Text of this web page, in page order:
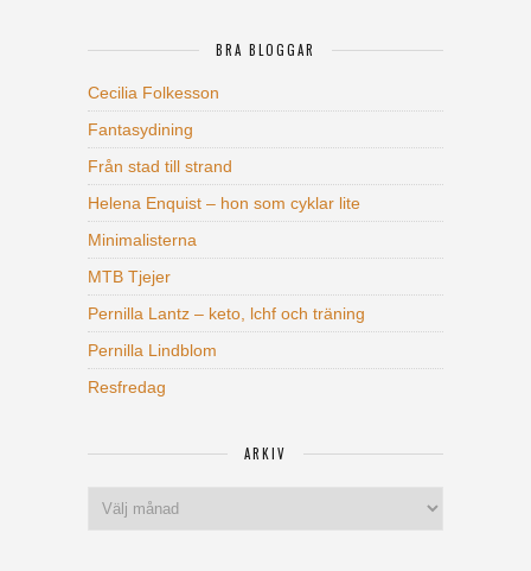
BRA BLOGGAR
Cecilia Folkesson
Fantasydining
Från stad till strand
Helena Enquist – hon som cyklar lite
Minimalisterna
MTB Tjejer
Pernilla Lantz – keto, lchf och träning
Pernilla Lindblom
Resfredag
ARKIV